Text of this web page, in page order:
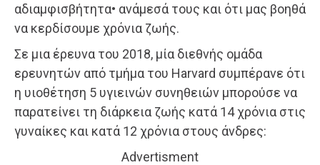
αδιαμφισβήτητα• ανάμεσά τους και ότι μας βοηθά
να κερδίσουμε χρόνια ζωής.
Σε μια έρευνα του 2018, μία διεθνής ομάδα
ερευνητών από τμήμα του Harvard συμπέρανε ότι
η υιοθέτηση 5 υγιεινών συνηθειών μπορούσε να
παρατείνει τη διάρκεια ζωής κατά 14 χρόνια στις
γυναίκες και κατά 12 χρόνια στους άνδρες:
Advertisment